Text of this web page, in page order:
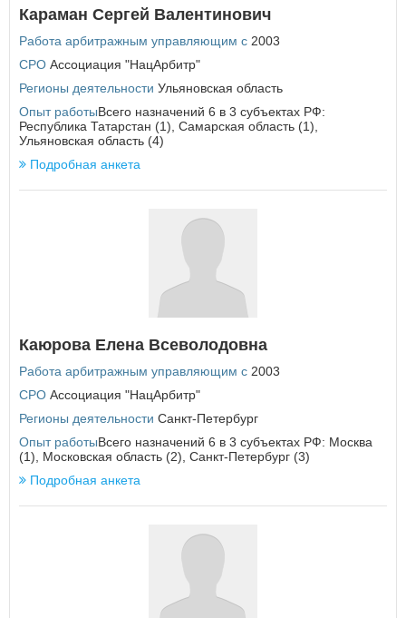
Республика Коми
Республика Крым
Республика Марий Эл
Республика Мордовия
Республика Саха (Якутия)
Республика Северная Осетия - Алания
Республика Татарстан
Республика Тыва
Ростовская область
Рязанская область
Сахалинская область
Свердловская область
Смоленская область
Т
Тамбовская область
Тверская область
Томская область
Тульская область
Караман Сергей Валентинович
Работа арбитражным управляющим с 2003
СРО Ассоциация "НацАрбитр"
Регионы деятельности Ульяновская область
Опыт работыВсего назначений 6 в 3 субъектах РФ:
Республика Татарстан (1), Самарская область (1),
Ульяновская область (4)
Подробная анкета
Каюрова Елена Всеволодовна
Работа арбитражным управляющим с 2003
СРО Ассоциация "НацАрбитр"
Регионы деятельности Санкт-Петербург
Опыт работыВсего назначений 6 в 3 субъектах РФ: Москва
(1), Московская область (2), Санкт-Петербург (3)
Подробная анкета